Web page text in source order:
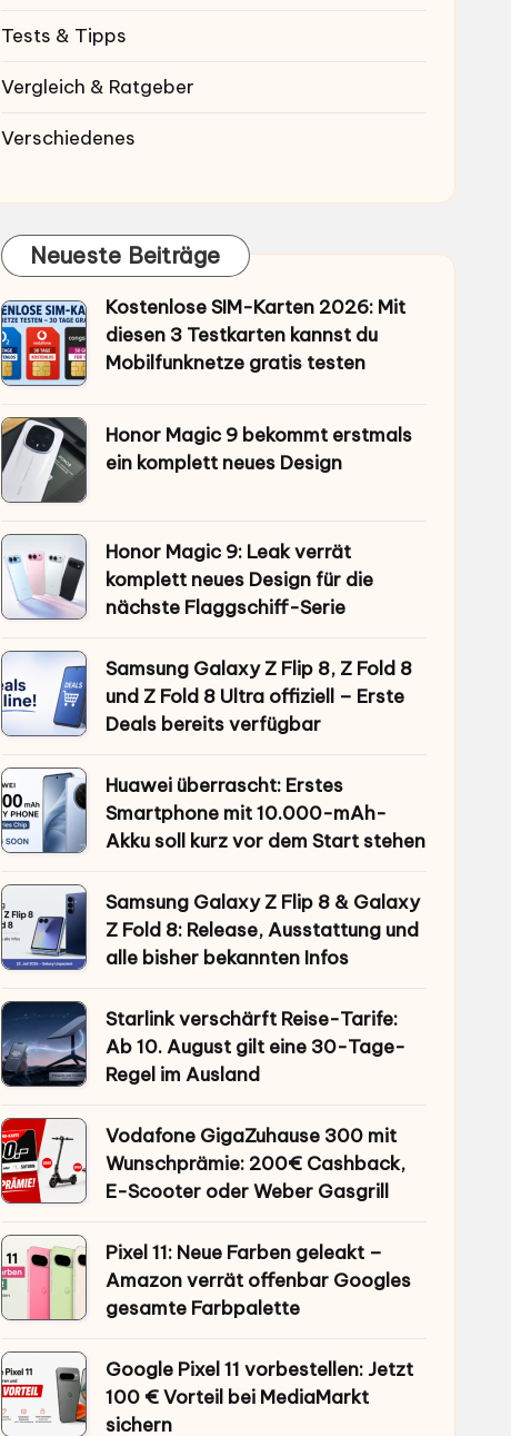
Tests & Tipps
Vergleich & Ratgeber
Verschiedenes
Neueste Beiträge
Kostenlose SIM-Karten 2026: Mit
diesen 3 Testkarten kannst du
Mobilfunknetze gratis testen
Honor Magic 9 bekommt erstmals
ein komplett neues Design
Honor Magic 9: Leak verrät
komplett neues Design für die
nächste Flaggschiff-Serie
Samsung Galaxy Z Flip 8, Z Fold 8
und Z Fold 8 Ultra offiziell – Erste
Deals bereits verfügbar
Huawei überrascht: Erstes
Smartphone mit 10.000-mAh-
Akku soll kurz vor dem Start stehen
Samsung Galaxy Z Flip 8 & Galaxy
Z Fold 8: Release, Ausstattung und
alle bisher bekannten Infos
Starlink verschärft Reise-Tarife:
Ab 10. August gilt eine 30-Tage-
Regel im Ausland
Vodafone GigaZuhause 300 mit
Wunschprämie: 200€ Cashback,
E-Scooter oder Weber Gasgrill
Pixel 11: Neue Farben geleakt –
Amazon verrät offenbar Googles
gesamte Farbpalette
Google Pixel 11 vorbestellen: Jetzt
100 € Vorteil bei MediaMarkt
sichern